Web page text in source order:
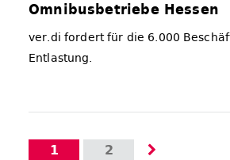
Omnibusbetriebe Hessen
ver.di fordert für die 6.000
Entlastung.
1 2